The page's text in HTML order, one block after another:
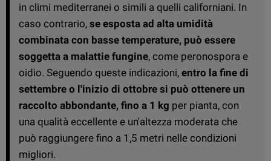
in climi mediterranei o simili a quelli californiani. In
caso contrario, se esposta ad alta umidità
combinata con basse temperature, può essere
soggetta a malattie fungine, come peronospora e
oidio. Seguendo queste indicazioni, entro la fine di
settembre o l'inizio di ottobre si può ottenere un
raccolto abbondante, fino a 1 kg per pianta, con
una qualità eccellente e un'altezza moderata che
può raggiungere fino a 1,5 metri nelle condizioni
migliori.